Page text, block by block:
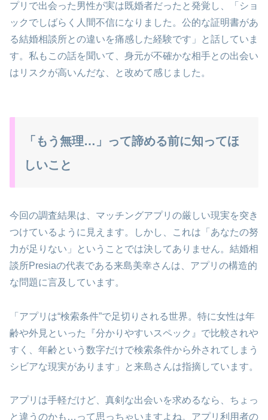
プリで出会った男性が実は既婚者だったと発覚し、「ショ
ックでしばらく人間不信になりました。公的な証明書があ
る結婚相談所との違いを痛感した経験です」と話していま
す。私もこの話を聞いて、身元が不確かな相手との出会い
はリスクが高いんだな、と改めて感じました。
「もう無理…」って諦める前に知ってほ
しいこと
今回の調査結果は、マッチングアプリの厳しい現実を突き
つけているように見えます。しかし、これは「あなたの努
力が足りない」ということでは決してありません。結婚相
談所Presiaの代表である来島美幸さんは、アプリの構造的
な問題に言及しています。
「アプリは“検索条件”で足切りされる世界。特に女性は年
齢や外見といった『分かりやすいスペック』で比較されや
すく、年齢という数字だけで検索条件から外されてしまう
シビアな現実があります」と来島さんは指摘しています。
アプリは手軽だけど、真剣な出会いを求めるなら、ちょっ
と違うのかも…って思っちゃいますよね。アプリ利用者の